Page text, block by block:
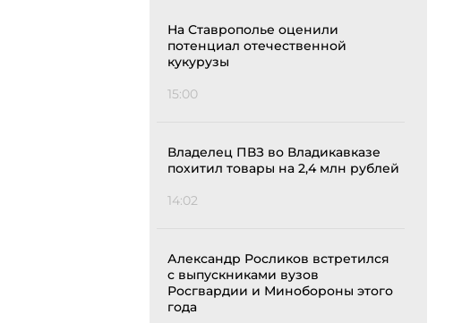
На Ставрополье оценили
потенциал отечественной
кукурузы
15:00
Владелец ПВЗ во Владикавказе
похитил товары на 2,4 млн рублей
14:02
Александр Росликов встретился
с выпускниками вузов
Росгвардии и Минобороны этого
года